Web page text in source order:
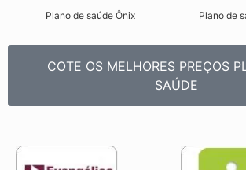
Plano de saúde Ônix Plano de
COTE OS MELHORES PREÇOS
SAÚDE